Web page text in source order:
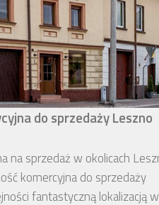
do sprzedaży Leszno
na sprzedaż w okolicach
komercyjna do sprzedaży
fantastyczną lokalizacją w